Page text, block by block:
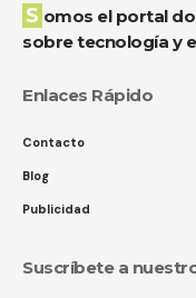
Somos el portal donde obtendrás las novedades
sobre tecnología y
Enlaces Rápido
Contacto
Blog
Publicidad
Suscríbete a